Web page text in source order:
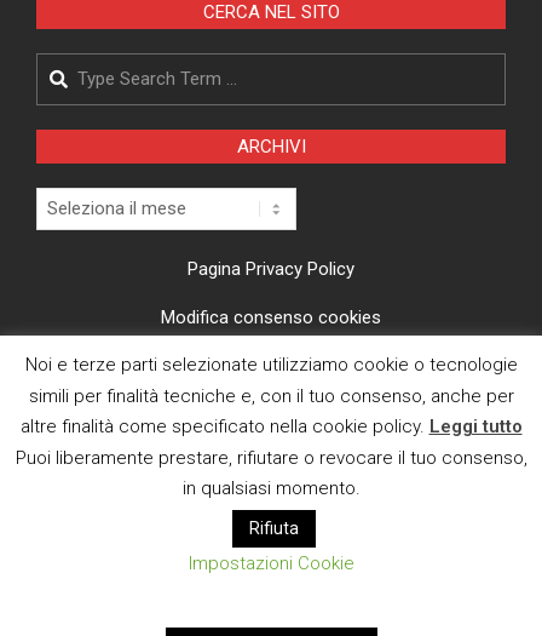
CERCA NEL SITO
Search
ARCHIVI
Archivi
Pagina Privacy Policy
Modifica consenso cookies
CI TROVI ANCHE SU
E MAIL
Noi e terze parti selezionate utilizziamo cookie o tecnologie
simili per finalità tecniche e, con il tuo consenso, anche per
altre finalità come specificato nella cookie policy. Leggi tutto
Puoi liberamente prestare, rifiutare o revocare il tuo consenso,
in qualsiasi momento.
Rifiuta
Impostazioni Cookie